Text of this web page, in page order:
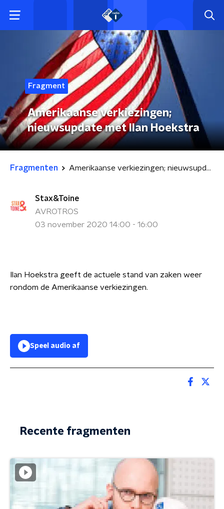
Fragment
Amerikaanse verkiezingen;
nieuwsupdate met Ilan Hoekstra
Fragmenten Amerikaanse verkiezingen; nieuwsupdate met Ilan Hoekstra
Stax&Toine
AVROTROS
03 november 2020 14:00 - 16:00
Ilan Hoekstra geeft de actuele stand van zaken weer
rondom de Amerikaanse verkiezingen.
Speel audio af
Recente fragmenten